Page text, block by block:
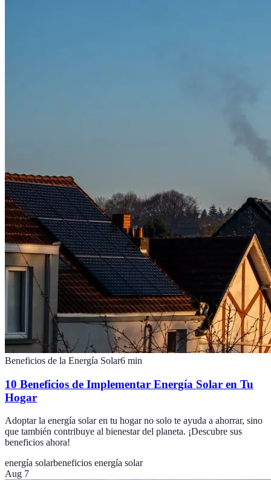
Beneficios de la Energía Solar6 min
10 Beneficios de Implementar Energía Solar en Tu
Hogar
Adoptar la energía solar en tu hogar no solo te ayuda a ahorrar, sino
que también contribuye al bienestar del planeta. ¡Descubre sus
beneficios ahora!
energía solarbeneficios energía solar
Aug 7